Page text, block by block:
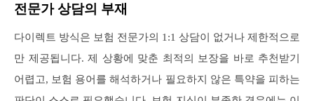
전문가 상담의 부재
다이렉트 방식은 보험 전문가의 1:1 상담이 없거나 제한적으로
만 제공됩니다. 제 상황에 맞춘 최적의 보장을 바로 추천받기
어렵고, 보험 용어를 해석하거나 필요하지 않은 특약을 피하는